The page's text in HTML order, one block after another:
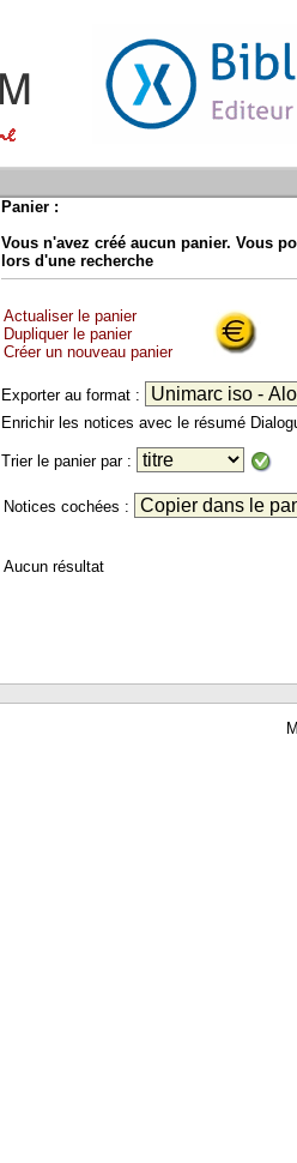
Panier :
Vous n'avez créé aucun panier. Vous
lors d'une recherche
Actualiser le panier
Dupliquer le panier
Créer un nouveau panier
Exporter au format :
Enrichir les notices avec le résumé
Trier le panier par :
Notices cochées :
Aucun résultat